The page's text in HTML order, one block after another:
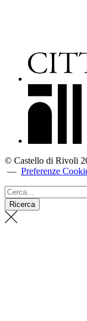
© Castello di Rivoli
— Preferenze
Cerca...
Ricerca